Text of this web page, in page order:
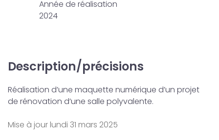
Année de réalisation
2024
Description/précisions
Réalisation d’une maquette numérique d’un projet
de rénovation d’une salle polyvalente.
Mise à jour lundi 31 mars 2025